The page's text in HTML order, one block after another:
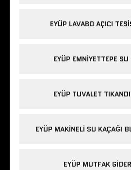
EYÜP LAVABO AÇICI
EYÜP EMNIYETTEPE
EYÜP TUVALET
EYÜP MAKINELI SU KAÇAĞI
EYÜP MUTFAK